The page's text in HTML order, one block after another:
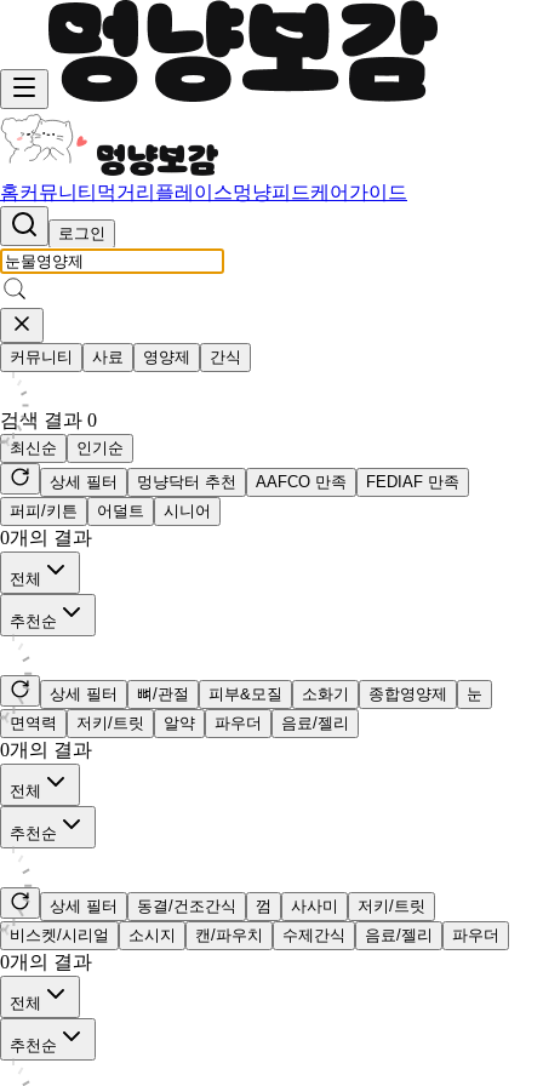
홈커뮤니티 먹거리 플레이스멍냥피드케어가이드
로그인
커뮤니티 사료 영양제 간식
검색 결과 0
최신순
인기순
상세 필터
멍냥닥터 추천 AAFCO 만족
FEDIAF 만족
퍼피/키튼
어덜트 시니어
0개의 결과
전체
추천순
상세 필터 뼈/관절 피부&모질 소화기 종합영양제
눈
면역력
저키/트릿 알약 파우더 음료/젤리
0개의 결과
전체
추천순
상세 필터 동결/건조간식 껌 사사미
저키/트릿
비스켓/시리얼
소시지 캔/파우치 수제간식 음료/젤리 파우더
0개의 결과
전체
추천순